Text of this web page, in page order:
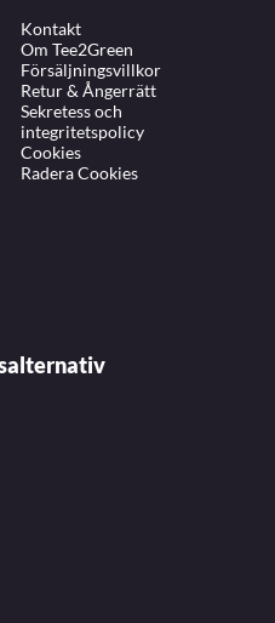
Kontakt
Om Tee2Green
Försäljningsvillkor
Retur & Ångerrätt
Sekretess och
integritetspolicy
Cookies
Radera Cookies